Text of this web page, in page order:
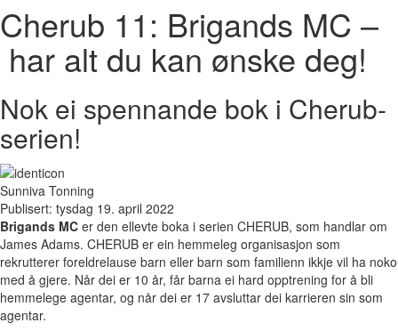
Cherub 11: Brigands MC –
har alt du kan ønske deg!
Nok ei spennande bok i Cherub-
serien!
Sunniva Tonning
Publisert: tysdag 19. april 2022
Brigands MC er den ellevte boka i serien CHERUB, som handlar om
James Adams. CHERUB er ein hemmeleg organisasjon som
rekrutterer foreldrelause barn eller barn som familienn ikkje vil ha noko
med å gjere. Når dei er 10 år, får barna ei hard opptrening for å bli
hemmelege agentar, og når dei er 17 avsluttar dei karrieren sin som
agentar.